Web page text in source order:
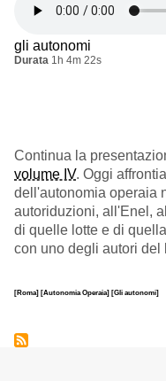
gli autonomi
Durata 1h 4m 22s
Continua la
volume IV. Oggi
dell'autonomia operaia
autoriduzioni, all'Enel,
di quelle lotte e di
con uno degli autori del
[Roma] [Autonomia Operaia] [Gli autonomi]